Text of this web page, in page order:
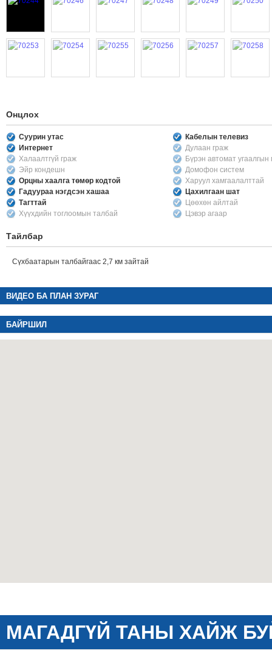
Онцлох
Суурин утас
Кабелын телевиз
Интернет
Дулаан граж
Халаалтгүй граж
Бүрэн автомат
Эйр кондешн
Домофон систем
Орцны хаалга төмөр кодтой
Харуул хамгаалалттай
Гадуураа нэгдсэн хашаа
Цахилгаан шат
Тагттай
Цөөхөн айлтай
Хүүхдийн тоглоомын талбай
Цэвэр агаар
Тайлбар
Сүхбаатарын талбайгаас 2,7 км зайтай
ВИДЕО БА ПЛАН ЗУРАГ
БАЙРШИЛ
МАГАДГҮЙ ТАНЫ ХАЙЖ